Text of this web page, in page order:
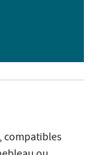
compatibles